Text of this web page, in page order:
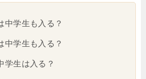
中学生も入る？
中学生も入る？
学生は入る？